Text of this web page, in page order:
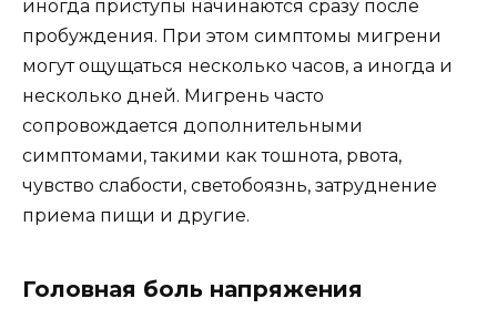
иногда приступы начинаются сразу после
пробуждения. При этом симптомы мигрени
могут ощущаться несколько часов, а иногда и
несколько дней. Мигрень часто
сопровождается дополнительными
симптомами, такими как тошнота, рвота,
чувство слабости, светобоязнь, затруднение
приема пищи и другие.
Головная боль напряжения